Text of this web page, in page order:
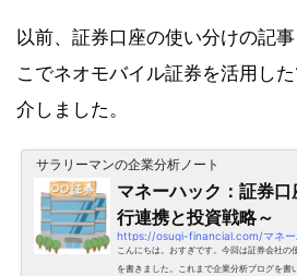
以前、証券口座の使い分けの記
こでネオモバイル証券を活用し
介しました。
サラリーマンの企業分析ノート
マネーハック：証券
行連携と投資戦略～
こんにちは。おすぎです。今回は証券会社の
を書きました。これまで企業分析ブログを書